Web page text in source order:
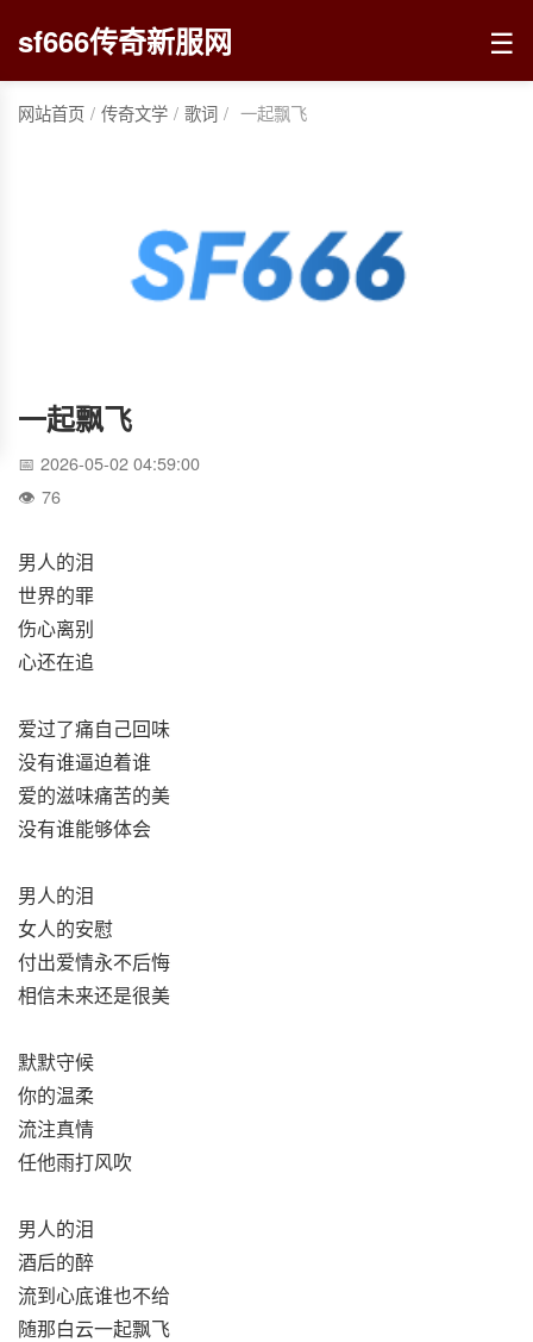
sf666传奇新服网 ☰
网站首页 / 传奇文学 / 歌词 / 一起飘飞
一起飘飞
2026-05-02 04:59:00
76
男人的泪
世界的罪
伤心离别
心还在追
爱过了痛自己回味
没有谁逼迫着谁
爱的滋味痛苦的美
没有谁能够体会
男人的泪
女人的安慰
付出爱情永不后悔
相信未来还是很美
默默守候
你的温柔
流注真情
任他雨打风吹
男人的泪
酒后的醉
流到心底谁也不给
随那白云一起飘飞